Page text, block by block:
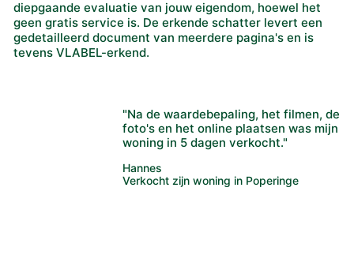
diepgaande evaluatie van jouw eigendom, hoewel het
geen gratis service is. De erkende schatter levert een
gedetailleerd document van meerdere pagina's en is
tevens VLABEL-erkend.
"Na de waardebepaling, het filmen, de
foto's en het online plaatsen was mijn
woning in 5 dagen verkocht."
Hannes
Verkocht zijn woning in Poperinge